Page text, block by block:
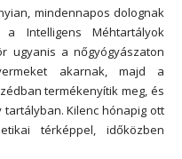
mindennapos dolognak
Intelligens Méhtartályok
ugyanis a nőgyógyászaton
akarnak, majd a
termékenyítik meg, és
Kilenc hónapig ott
térképpel, időközben